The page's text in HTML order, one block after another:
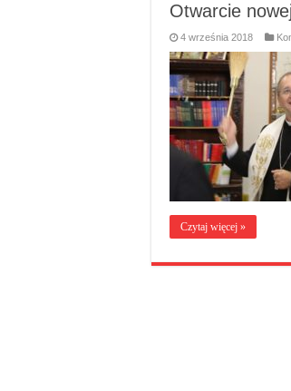
Otwarcie
4 września 2018
Czytaj więcej »